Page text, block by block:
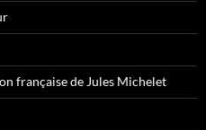
française de Jules Michelet